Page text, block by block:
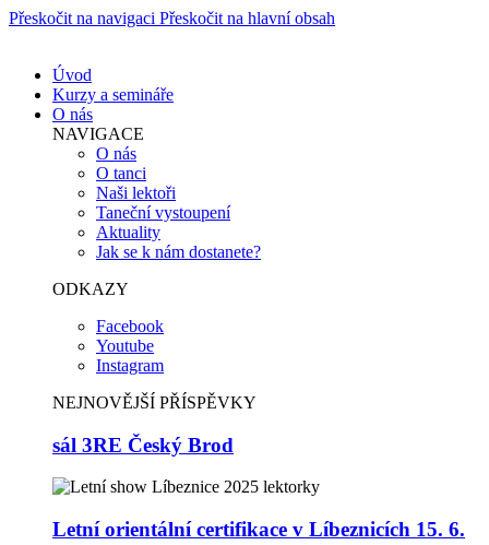
Přeskočit na navigaci Přeskočit na hlavní obsah
Úvod
Kurzy a semináře
O nás
NAVIGACE
O nás
O tanci
Naši lektoři
Taneční vystoupení
Aktuality
Jak se k nám dostanete?
ODKAZY
Facebook
Youtube
Instagram
NEJNOVĚJŠÍ PŘÍSPĚVKY
sál 3RE Český Brod
Letní orientální certifikace v Líbeznicích 15. 6.